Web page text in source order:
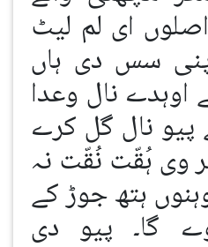
ای لم لیٹ
سس دی ہاں
اوہدے نال وعدا
پیو نال گل کرے
وی ہُقّت نُقّت نہ
ہتھ جوڑ کے
گا۔ پیو دی